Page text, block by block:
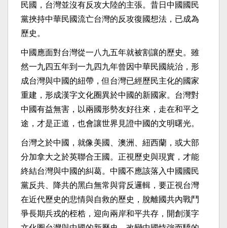
民國，台灣並沒有反攻大陸的主張。昔日中國國民
黨挾持中華民國流亡台灣的反攻復國想法，已成為
歷史。
中國應面對台灣從一八九五年就被割讓的歷史。雖
然一九四五年到一九四九年曾因中華民國統治，形
成台灣與中國的紐帶，但台灣已經歷民主化的國家
重建，形成漢字文化圈異於中國的新國家。台灣對
中國有益無害，以兩國形勢友好往來，走在和平之
途，才是正道，也會讓世界見證中國的文明曙光。
台灣之於中國，就像美國、澳洲、紐西蘭，或大部
分加拿大之於英聯合王國。正視歷史與現實，才能
終結台灣與中國的糾葛。中國不應該落入中國國民
黨反共、降共的黑白無常與背反邏輯，要正視台灣
在近代歷史的悲情與自救的歷史，脫離國共內戰鬥
爭長期兵戎的桎梏，迎向兩岸和平共存，開創漢字